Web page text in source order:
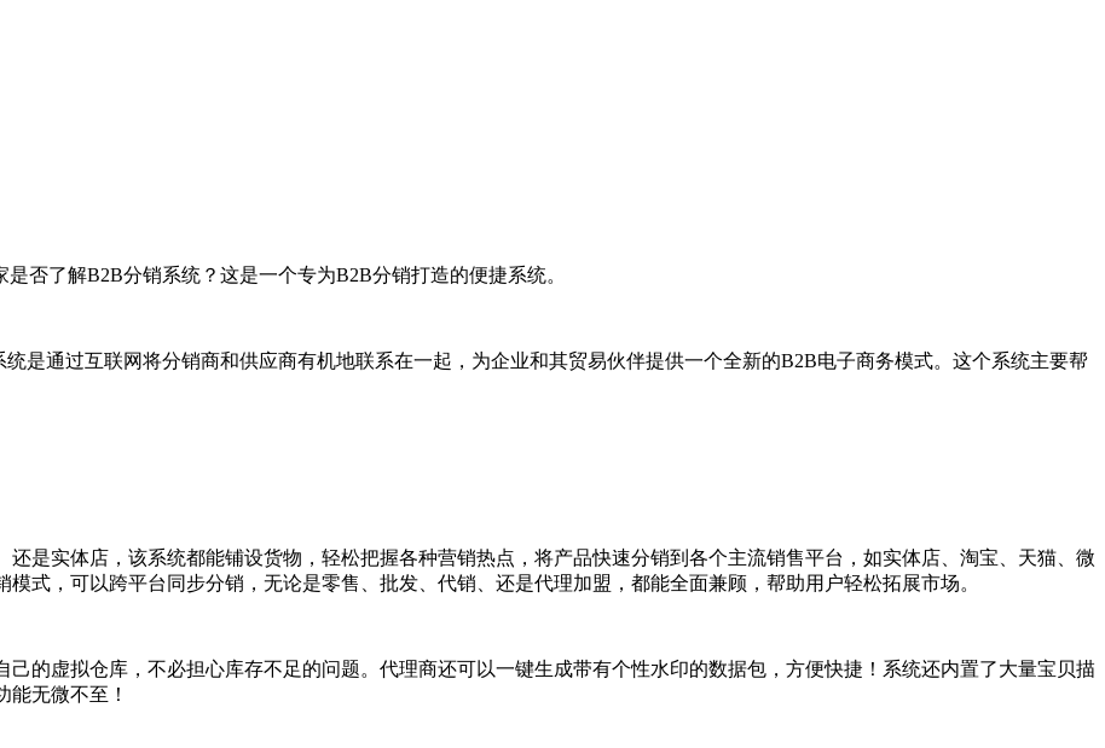
否了解B2B分销系统？这是一个专为B2B分销打造的便捷系统。
是通过互联网将分销商和供应商有机地联系在一起，为企业和其贸易伙伴提供一个全新的B2B电子商务模式。这个系统主要帮
是实体店，该系统都能铺设货物，轻松把握各种营销热点，将产品快速分销到各个主流销售平台，如实体店、淘宝、天猫、微
式，可以跨平台同步分销，无论是零售、批发、代销、还是代理加盟，都能全面兼顾，帮助用户轻松拓展市场。
的虚拟仓库，不必担心库存不足的问题。代理商还可以一键生成带有个性水印的数据包，方便快捷！系统还内置了大量宝贝描
无微不至！